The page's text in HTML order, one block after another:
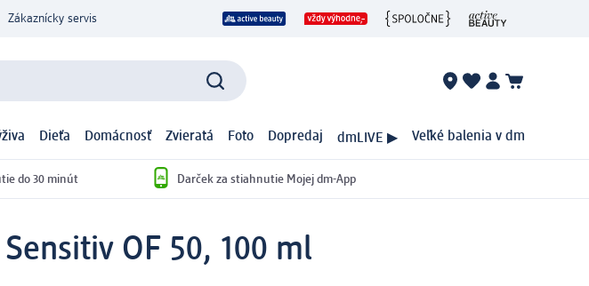
Zákaznícky servis
Dieťa Domácnosť Zvieratá Foto Dopredaj dmLIVE ▶ Veľké balenia v dm
do 30 minút Darček za stiahnutie Mojej dm-App
OF 50, 100 ml